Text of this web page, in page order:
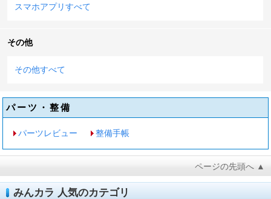
スマホアプリすべて
その他
その他すべて
パーツ・整備
パーツレビュー 整備手帳
ページの先頭へ ▲
みんカラ 人気のカテゴリ